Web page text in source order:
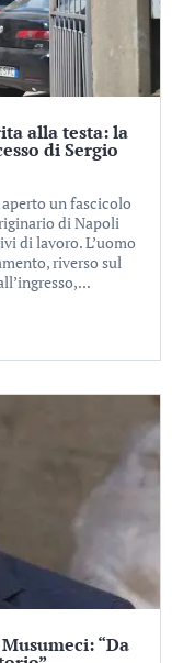
alla testa: la
di Sergio
un fascicolo
di Napoli
di lavoro. L’uomo
riverso sul
“Da